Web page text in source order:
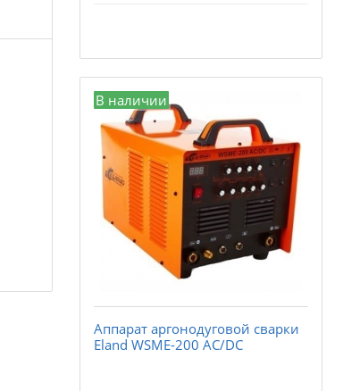
В наличии
Аппарат аргонодуговой сварки
Eland WSME-200 AC/DC